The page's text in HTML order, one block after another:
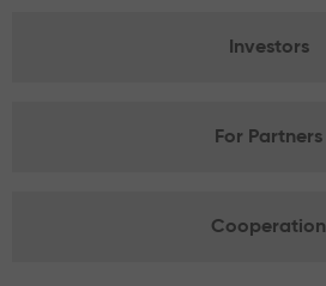
Investors
For Partners
Cooperation